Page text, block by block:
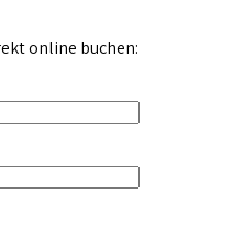
online buchen: